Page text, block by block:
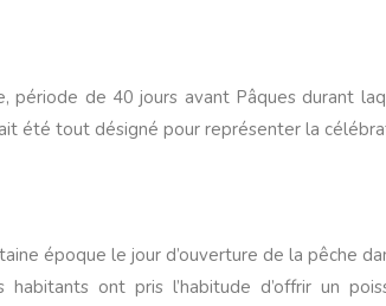
de 40 jours avant Pâques durant
été tout désigné pour représenter la
époque le jour d’ouverture de la pêche
ont pris l’habitude d’offrir un